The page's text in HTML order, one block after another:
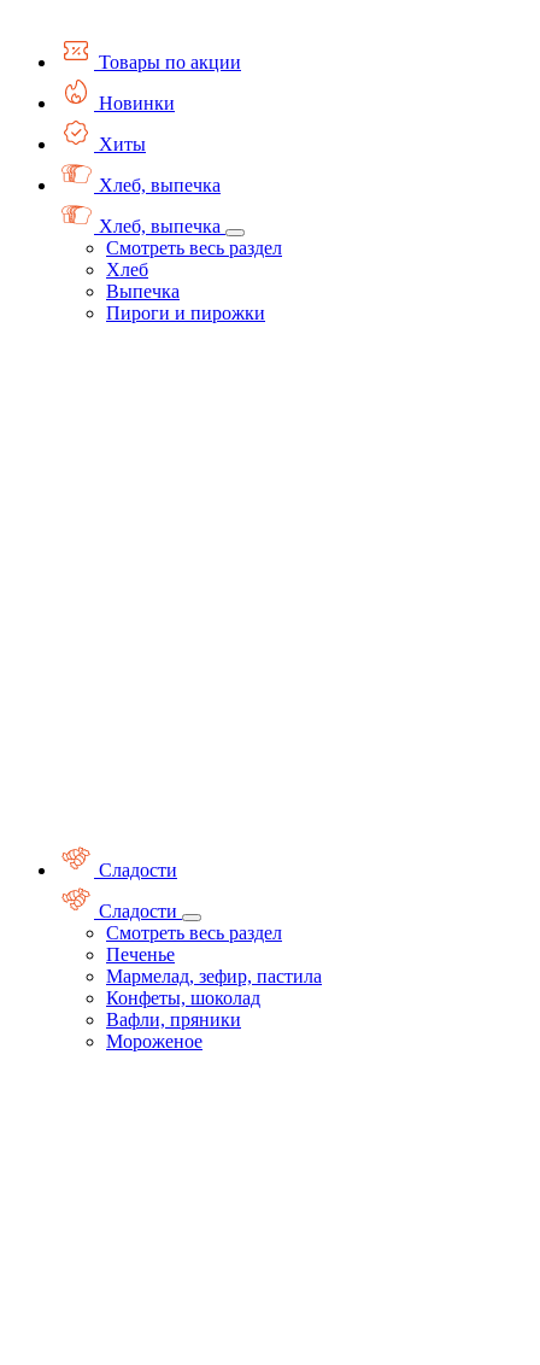
Товары по акции
Новинки
Хиты
Хлеб, выпечка
Хлеб, выпечка
Смотреть весь раздел
Хлеб
Выпечка
Пироги и пирожки
Сладости
Сладости
Смотреть весь раздел
Печенье
Мармелад, зефир, пастила
Конфеты, шоколад
Вафли, пряники
Мороженое